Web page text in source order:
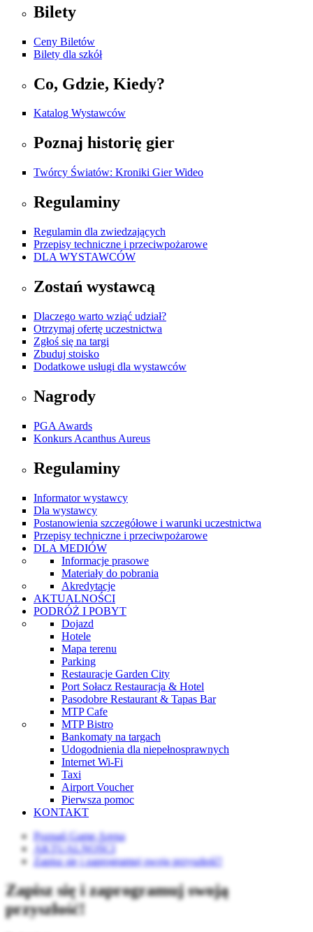
Bilety
Ceny Biletów
Bilety dla szkół
Co, Gdzie, Kiedy?
Katalog Wystawców
Poznaj historię gier
Twórcy Światów: Kroniki Gier Wideo
Regulaminy
Regulamin dla zwiedzających
Przepisy techniczne i przeciwpożarowe
DLA WYSTAWCÓW
Zostań wystawcą
Dlaczego warto wziąć udział?
Otrzymaj ofertę uczestnictwa
Zgłoś się na targi
Zbuduj stoisko
Dodatkowe usługi dla wystawców
Nagrody
PGA Awards
Konkurs Acanthus Aureus
Regulaminy
Informator wystawcy
Dla wystawcy
Postanowienia szczegółowe i warunki uczestnictwa
Przepisy techniczne i przeciwpożarowe
DLA MEDIÓW
Informacje prasowe
Materiały do pobrania
Akredytacje
AKTUALNOŚCI
PODRÓŻ I POBYT
Dojazd
Hotele
Mapa terenu
Parking
Restauracje Garden City
Port Sołacz Restauracja & Hotel
Pasodobre Restaurant & Tapas Bar
MTP Cafe
MTP Bistro
Bankomaty na targach
Udogodnienia dla niepełnosprawnych
Internet Wi-Fi
Taxi
Airport Voucher
Pierwsza pomoc
KONTAKT
Poznań Game Arena
AKTUALNOŚCI
Zapisz się i zaprogramuj swoją przyszłość!
Zapisz się i zaprogramuj swoją
przyszłość!